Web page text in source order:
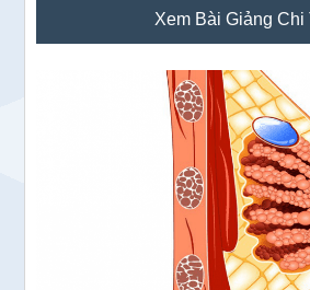
chính
Xem Bài Giảng Chi